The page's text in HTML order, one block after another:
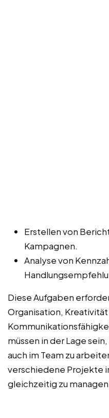
Erstellen von
Kampagnen.
Analyse von
Diese Aufgaben
Organisation, Kreativität
müssen in der Lage
auch im Team zu
verschiedene Projekte
gleichzeitig zu